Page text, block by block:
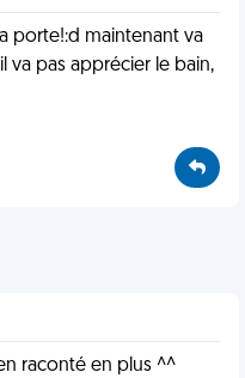
porte!:d maintenant va
va pas apprécier le bain,
raconté en plus ^^